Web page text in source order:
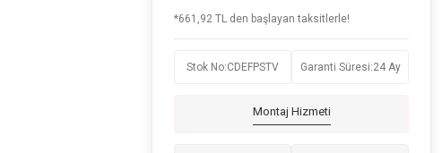
*661,92 TL den başlayan taksitlerle!
Stok No:CDEFPSTV Garanti Süresi:24 Ay
Montaj Hizmeti